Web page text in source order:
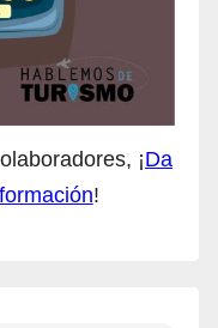
¡Da
!